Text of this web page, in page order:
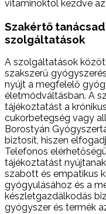
vitaminoktól kezdve
Szakértő
szolgáltatások
A szolgáltatások
szakszerű
nyújt a megfelelő
életmódváltásban. A
tájékoztatást a
cukorbetegség vagy
Borostyán
biztosít, hiszen
Telefonos
tájékoztatást
szabott és empatikus
gyógyulásához és a
készletgazdálkodás
gyógyszer és termék